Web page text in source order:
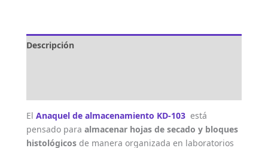
Descripción
El Anaquel de almacenamiento KD-103 está
pensado para almacenar hojas de secado y bloques
histológicos de manera organizada en laboratorios